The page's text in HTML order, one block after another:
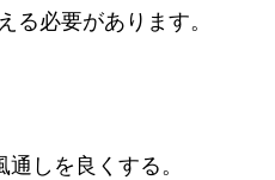
る必要があります。
しを良くする。